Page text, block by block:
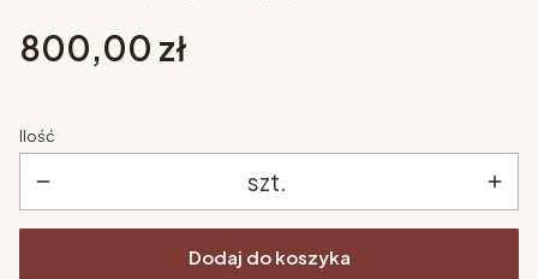
Cena
800,00 zł
Ilość
szt.
Dodaj do koszyka